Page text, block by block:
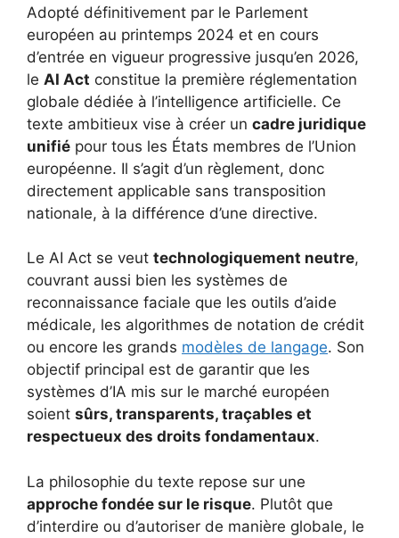
Adopté définitivement par le Parlement
européen au printemps 2024 et en cours
d’entrée en vigueur progressive jusqu’en 2026,
le AI Act constitue la première réglementation
globale dédiée à l’intelligence artificielle. Ce
texte ambitieux vise à créer un cadre juridique
unifié pour tous les États membres de l’Union
européenne. Il s’agit d’un règlement, donc
directement applicable sans transposition
nationale, à la différence d’une directive.
Le AI Act se veut technologiquement neutre,
couvrant aussi bien les systèmes de
reconnaissance faciale que les outils d’aide
médicale, les algorithmes de notation de crédit
ou encore les grands modèles de langage. Son
objectif principal est de garantir que les
systèmes d’IA mis sur le marché européen
soient sûrs, transparents, traçables et
respectueux des droits fondamentaux.
La philosophie du texte repose sur une
approche fondée sur le risque. Plutôt que
d’interdire ou d’autoriser de manière globale, le